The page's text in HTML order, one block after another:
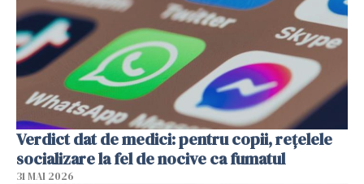
Verdict dat de medici: pentru copii, rețelele
socializare la fel de nocive ca fumatul
31 MAI 2026